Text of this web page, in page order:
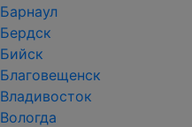
Барнаул
Бердск
Бийск
Благовещенск
Владивосток
Вологда